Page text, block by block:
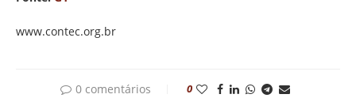
www.contec.org.br
0 comentários 0